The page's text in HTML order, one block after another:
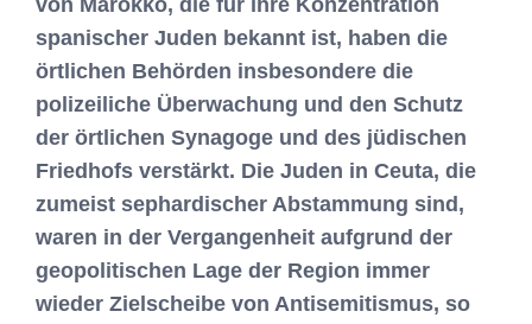
von Marokko, die für ihre Konzentration
spanischer Juden bekannt ist, haben die
örtlichen Behörden insbesondere die
polizeiliche Überwachung und den Schutz
der örtlichen Synagoge und des jüdischen
Friedhofs verstärkt. Die Juden in Ceuta, die
zumeist sephardischer Abstammung sind,
waren in der Vergangenheit aufgrund der
geopolitischen Lage der Region immer
wieder Zielscheibe von Antisemitismus, so